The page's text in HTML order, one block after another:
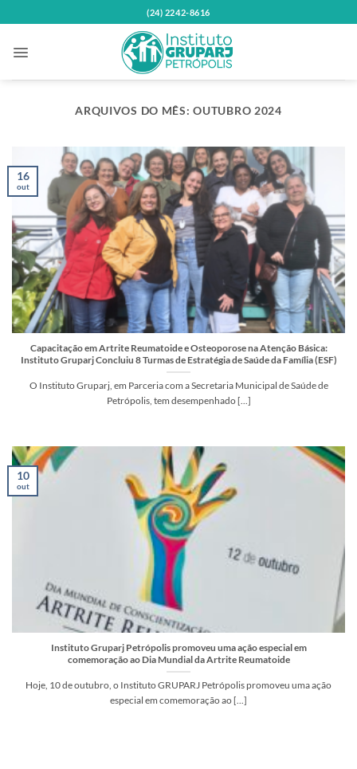
to
(24) 2242-8616
ARQUIVOS DO MÊS:OUTUBRO 2024
Capacitação em Artrite Reumatoide e Osteoporose na Atenção Básica:
Instituto Gruparj Concluiu 8 Turmas de Estratégia de Saúde da Família (ESF)
O Instituto Gruparj, em Parceria com a Secretaria Municipal de Saúde de
Petrópolis, tem desempenhado [...]
16
out
Instituto Gruparj Petrópolis promoveu uma ação especial em
comemoração ao Dia Mundial da Artrite Reumatoide
Hoje, 10 de outubro, o Instituto GRUPARJ Petrópolis promoveu uma ação
especial em comemoração ao [...]
10
out